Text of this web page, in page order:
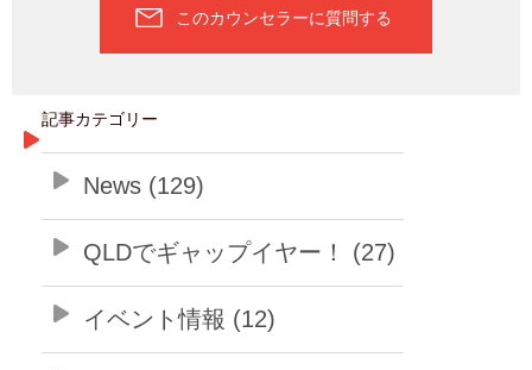
このカウンセラーに質問する
記事カテゴリー
News (129)
QLDでギャップイヤー！ (27)
イベント情報 (12)